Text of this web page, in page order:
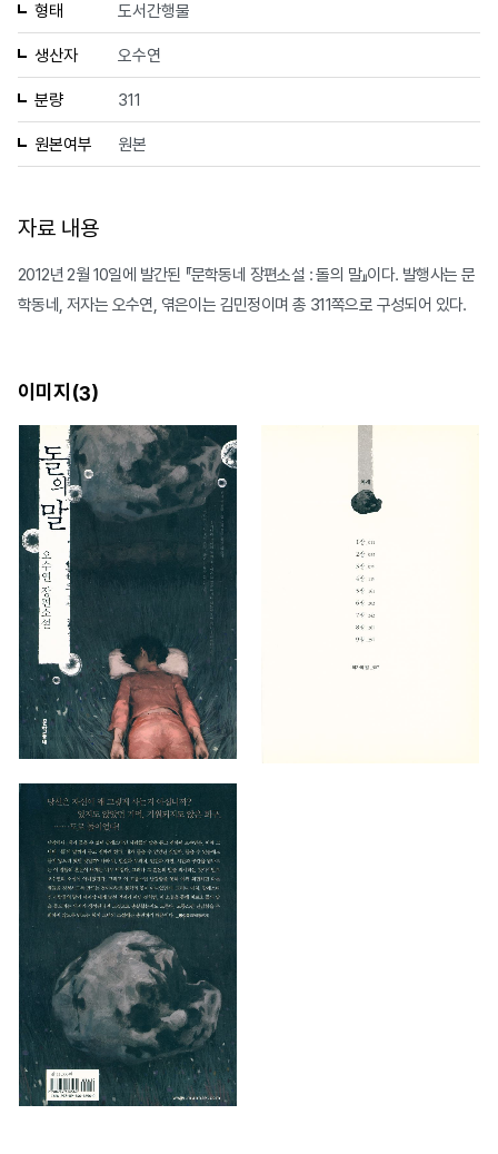
형태 도서간행물
생산자 오수연
분량 311
원본여부 원본
자료 내용
2012년 2월 10일에 발간된 『문학동네 장편소설 : 돌의 말』이다. 발행사는 문
학동네, 저자는 오수연, 엮은이는 김민정이며 총 311쪽으로 구성되어 있다.
이미지(3)